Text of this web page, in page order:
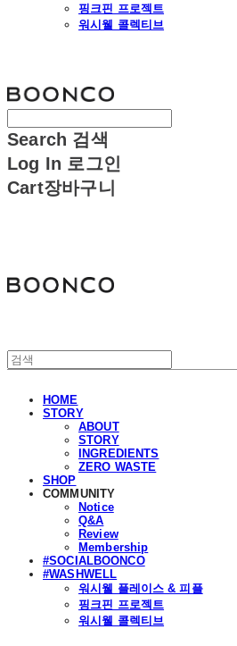
핑크핀 프로젝트
워시웰 콜렉티브
Search 검색
Log In 로그인
Cart장바구니
HOME
STORY
ABOUT
STORY
INGREDIENTS
ZERO WASTE
SHOP
COMMUNITY
Notice
Q&A
Review
Membership
#SOCIALBOONCO
#WASHWELL
워시웰 플레이스 & 피플
핑크핀 프로젝트
워시웰 콜렉티브